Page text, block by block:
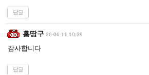
답글
홍땅구 26-06-11 10:39
감사합니다
답글